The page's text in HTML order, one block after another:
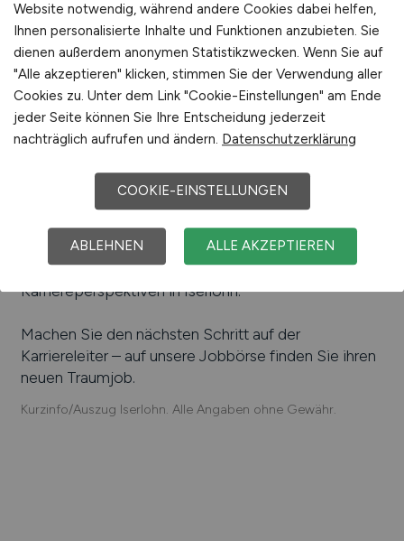
Verpackung
Vertrieb
Sonstige
Beliebte Arbeitgeber in Iserlohn, die attraktive
Jobangebote bieten:GGT Deutsche Gesellschaft
für Gerontotechnik GmbH, Medice Arzneimittel
Pütter GmbH & Co. KG, Durable Hunke & Jochheim
GmbH & Co. KG, Kirchhoff Witte GmbH, Aloys F.
Dornbracht GmbH & Co. KG, Evangelisches
Krankenhaus Bethanien Iserlohn gGmbH, SCHMITZ
| WILA Schmitz-Leuchten GmbH, Thiele GmbH &
Co. KG, Momentive Letmathe
Einfach online aktuelle Stellenangebote inIserlohn
und Umgebung suchen. Informieren Sie sich auf
unserem Stellenmarkt über Jobangebote und
Karriereperspektiven inIserlohn.
Machen Sie den nächsten Schritt auf der
Karriereleiter – auf unsere Jobbörse finden Sie ihren
neuen Traumjob.
Kurzinfo/Auszug Iserlohn. Alle Angaben ohne Gewähr.
Website notwendig, während andere Cookies dabei helfen,
Ihnen personalisierte Inhalte und Funktionen anzubieten. Sie
dienen außerdem anonymen Statistikzwecken. Wenn Sie auf
"Alle akzeptieren" klicken, stimmen Sie der Verwendung aller
Cookies zu. Unter dem Link "Cookie-Einstellungen" am Ende
jeder Seite können Sie Ihre Entscheidung jederzeit
nachträglich aufrufen und ändern. Datenschutzerklärung
COOKIE-EINSTELLUNGEN
ABLEHNEN ALLE AKZEPTIEREN